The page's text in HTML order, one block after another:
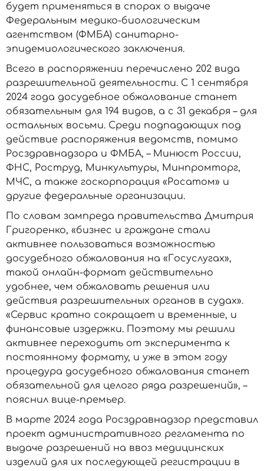
будет применяться в спорах о выдаче
Федеральным медико-биологическим
агентством (ФМБА) санитарно-
эпидемиологического заключения.
Всего в распоряжении перечислено 202 вида
разрешительной деятельности. С 1 сентября
2024 года досудебное обжалование станет
обязательным для 194 видов, а с 31 декабря – для
остальных восьми. Среди подпадающих под
действие распоряжения ведомств, помимо
Росздравнадзора и ФМБА, – Минюст России,
ФНС, Роструд, Минкультуры, Минпромторг,
МЧС, а также госкорпорация «Росатом» и
другие федеральные организации.
По словам зампреда правительства Дмитрия
Григоренко, «бизнес и граждане стали
активнее пользоваться возможностью
досудебного обжалования на «Госуслугах»,
такой онлайн-формат действительно
удобнее, чем обжаловать решения или
действия разрешительных органов в судах».
«Сервис кратно сокращает и временные, и
финансовые издержки. Поэтому мы решили
активнее переходить от эксперимента к
постоянному формату, и уже в этом году
процедура досудебного обжалования станет
обязательной для целого ряда разрешений», –
пояснил вице-премьер.
В марте 2024 года Росздравнадзор представил
проект административного регламента по
выдаче разрешений на ввоз медицинских
изделий для их последующей регистрации в